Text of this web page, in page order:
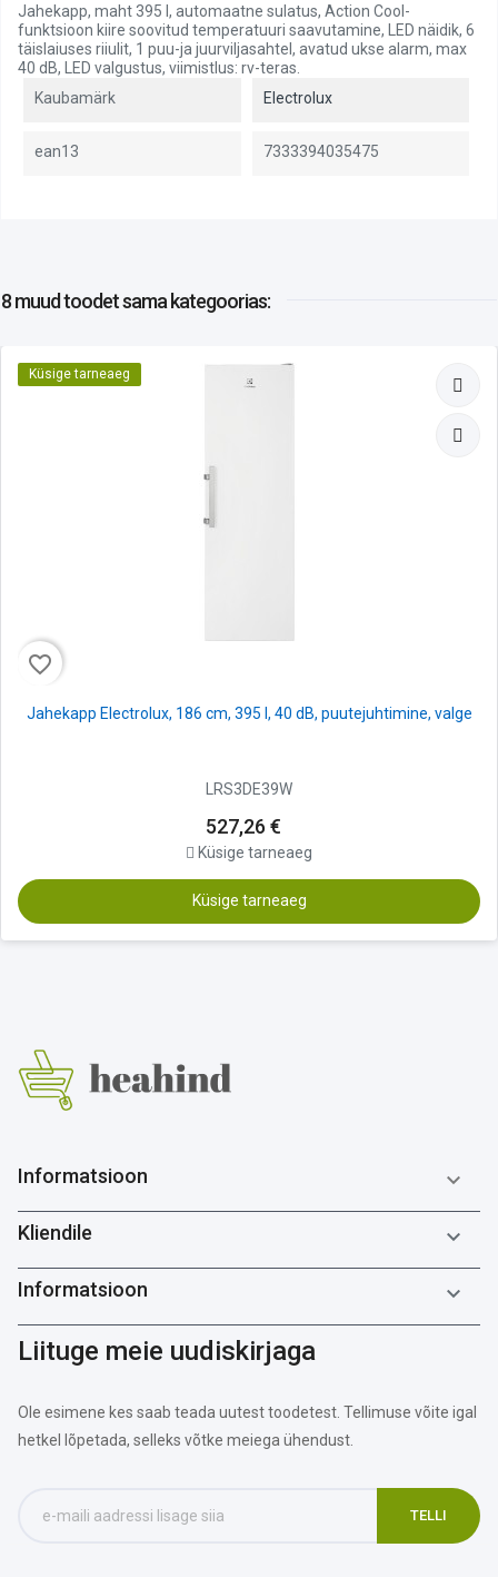
Jahekapp, maht 395 l, automaatne sulatus, Action Cool-
funktsioon kiire soovitud temperatuuri saavutamine, LED näidik, 6
täislaiuses riiulit, 1 puu-ja juurviljasahtel, avatud ukse alarm, max
40 dB, LED valgustus, viimistlus: rv-teras.
Kaubamärk
Electrolux
ean13 7333394035475
8 muud toodetsama kategoorias:
favorite_border
Küsige tarneaeg
Jahekapp Electrolux, 186 cm, 395 l, 40 dB, puutejuhtimine, valge
LRS3DE39W
527,26 €
Küsige tarneaeg
Küsige tarneaeg
Informatsioon 
Kliendile 
Informatsioon 
Liituge meie uudiskirjaga
Ole esimene kes saab teada uutest toodetest. Tellimuse võite igal
hetkel lõpetada, selleks võtke meiega ühendust.